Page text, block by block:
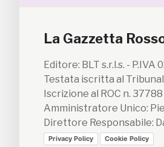
La Gazzetta
Editore: BLT s.r.l.s. -
Testata iscritta al
Iscrizione al ROC n. 37788
Amministratore Unico:
Direttore Responsabile:
Privacy Policy Cookie Policy